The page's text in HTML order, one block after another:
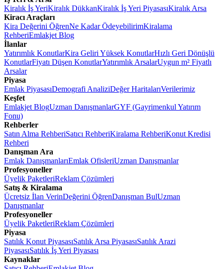
Kiralık İş YeriKiralık DükkanKiralık İş Yeri PiyasasıKiralık Arsa
Kiracı Araçları
Kira Değerini ÖğrenNe Kadar ÖdeyebilirimKiralama
RehberiEmlakjet Blog
İlanlar
Yatırımlık KonutlarKira Geliri Yüksek KonutlarHızlı Geri Dönüşlü
KonutlarFiyatı Düşen KonutlarYatırımlık ArsalarUygun m² Fiyatlı
Arsalar
Piyasa
Emlak PiyasasıDemografi AnaliziDeğer HaritalarıVerilerimiz
Keşfet
Emlakjet BlogUzman DanışmanlarGYF (Gayrimenkul Yatırım
Fonu)
Rehberler
Satın Alma RehberiSatıcı RehberiKiralama RehberiKonut Kredisi
Rehberi
Danışman Ara
Emlak DanışmanlarıEmlak OfisleriUzman Danışmanlar
Profesyoneller
Üyelik PaketleriReklam Çözümleri
Satış & Kiralama
Ücretsiz İlan VerinDeğerini ÖğrenDanışman BulUzman
Danışmanlar
Profesyoneller
Üyelik PaketleriReklam Çözümleri
Piyasa
Satılık Konut PiyasasıSatılık Arsa PiyasasıSatılık Arazi
PiyasasıSatılık İş Yeri Piyasası
Kaynaklar